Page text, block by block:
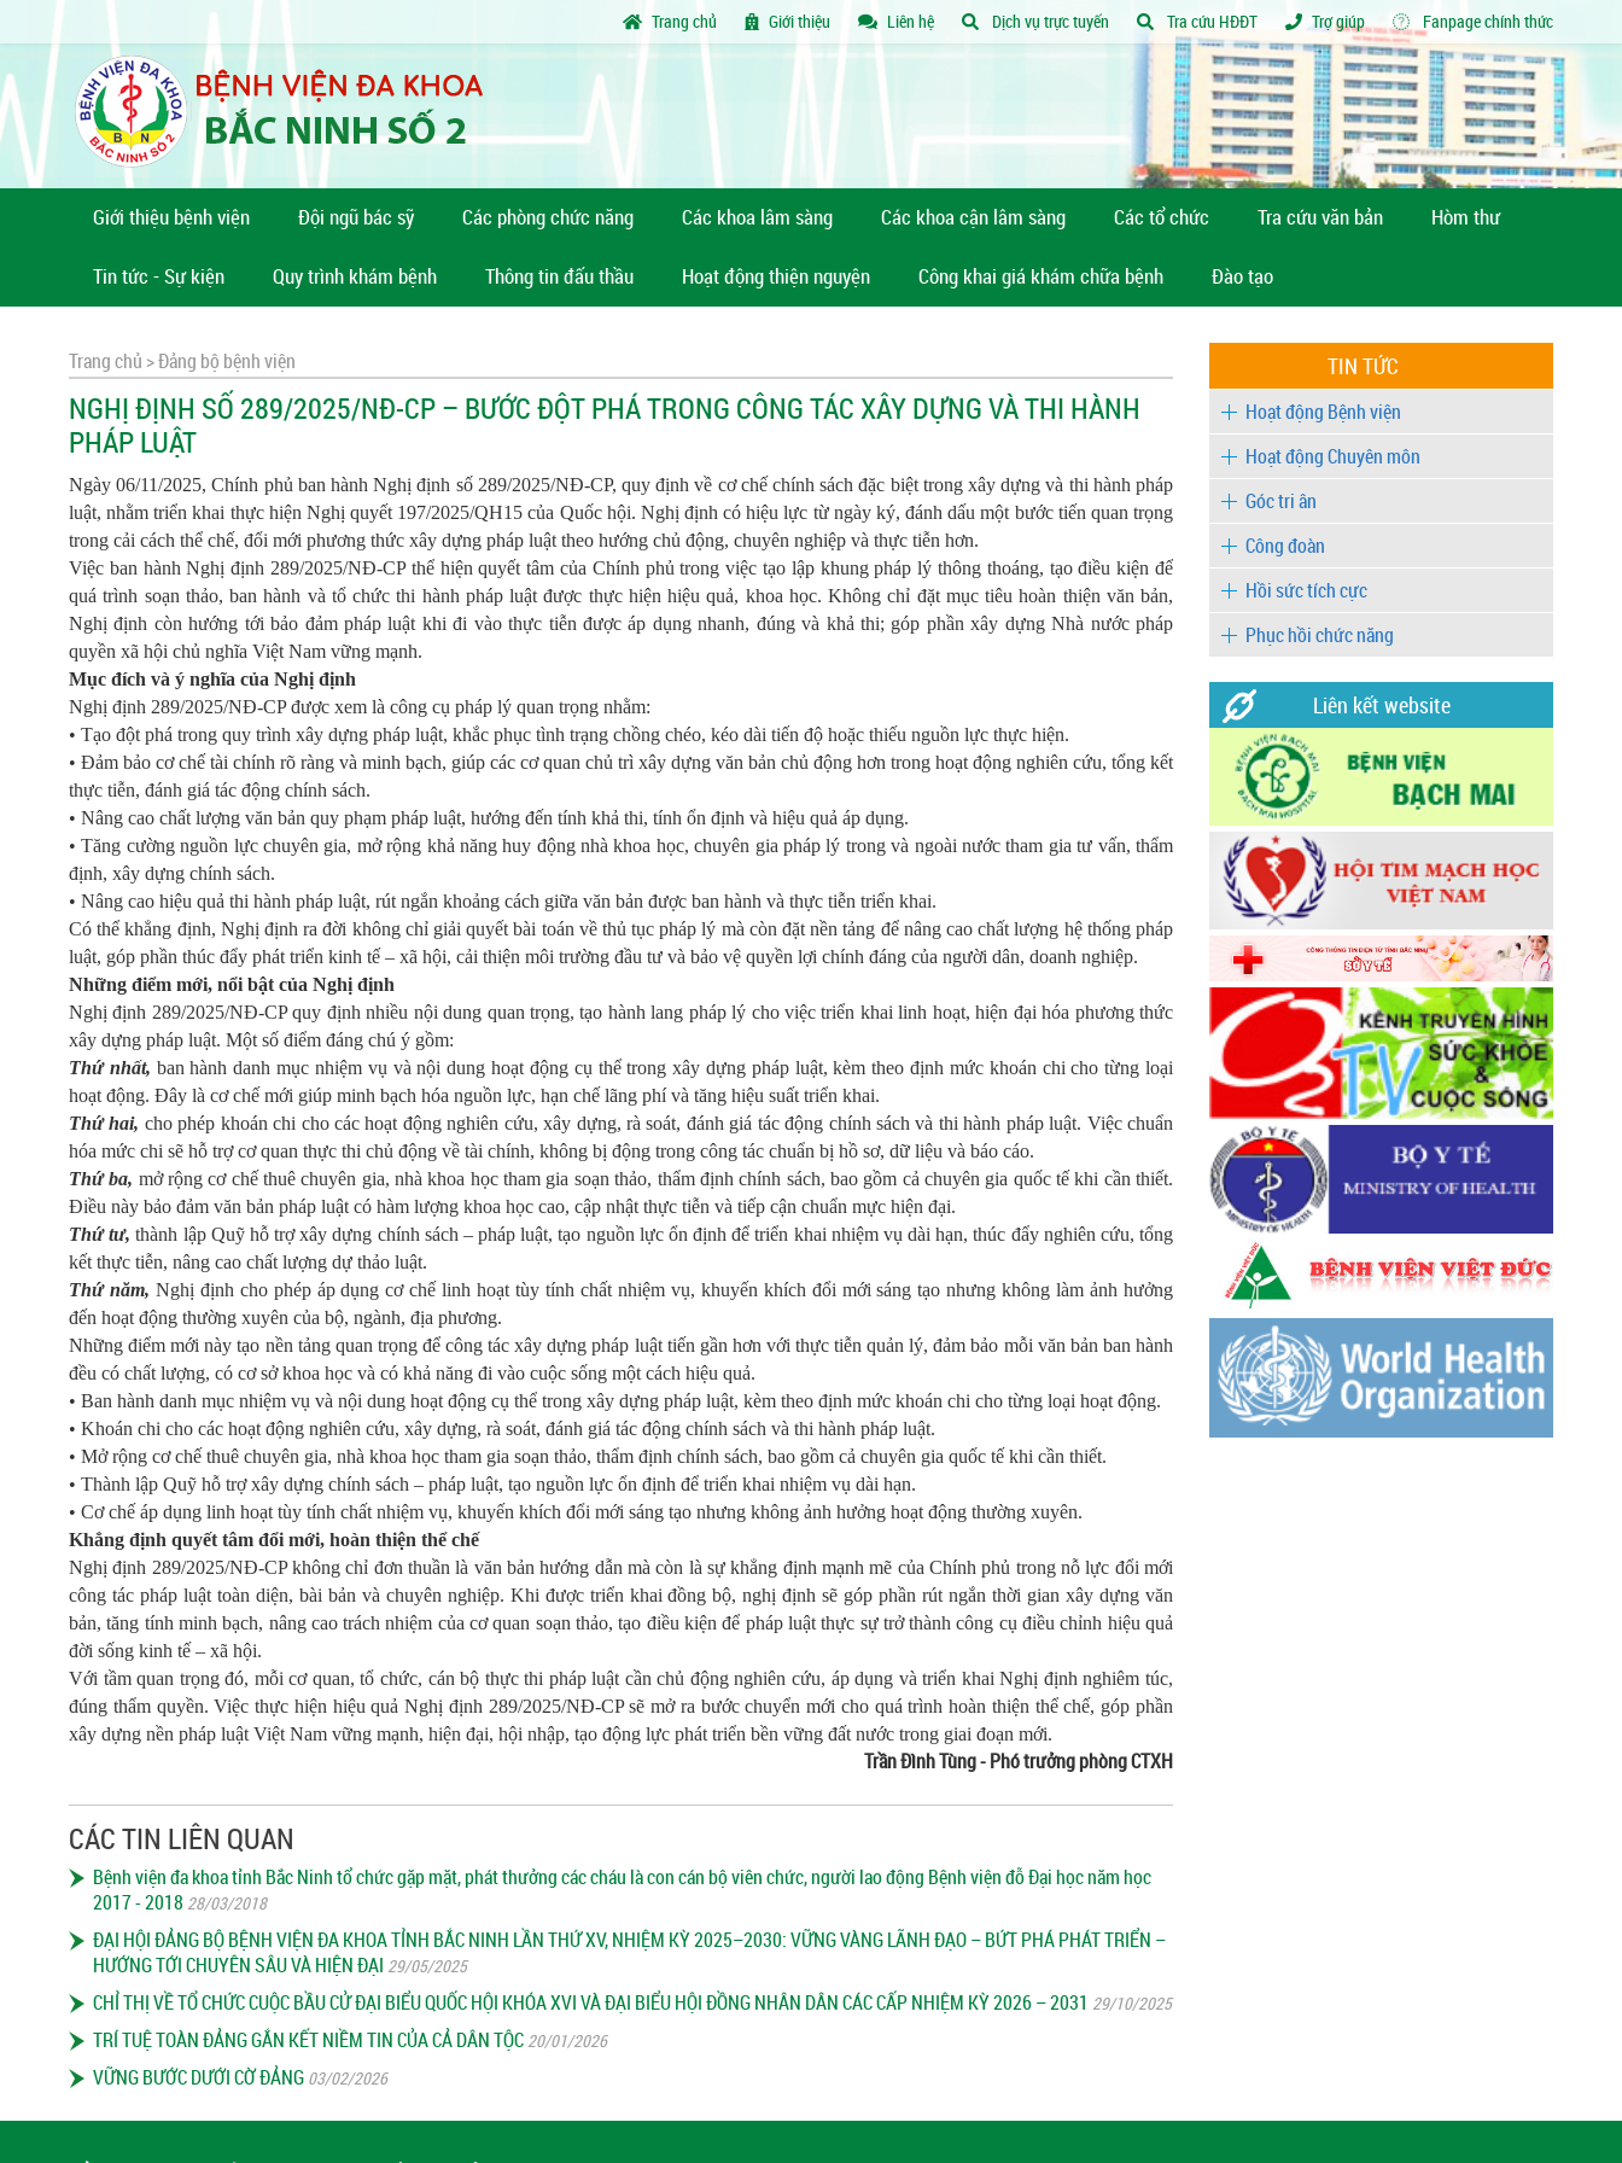
Trang chủ Giới thiệu Liên hệ Dịch vụ trực tuyến Tra cứu HĐĐT Trợ giúp Fanpage chính thức
Giới thiệu bệnh viện Đội ngũ bác sỹ Các phòng chức năng Các khoa lâm sàng Các khoa cận lâm sàng Các tổ chức Tra cứu văn bản Hòm thư
Tin tức - Sự kiện Quy trình khám bệnh Thông tin đấu thầu Hoạt động thiện nguyện Công khai giá khám chữa bệnh Đào tạo
Trang chủ >Đảng bộ bệnh viện
NGHỊ ĐỊNH SỐ 289/2025/NĐ-CP – BƯỚC ĐỘT PHÁ TRONG CÔNG TÁC XÂY DỰNG VÀ THI HÀNH
PHÁP LUẬT
Ngày 06/11/2025, Chính phủ ban hành Nghị định số 289/2025/NĐ-CP, quy định về cơ chế chính sách đặc biệt trong xây dựng và thi hành pháp
luật, nhằm triển khai thực hiện Nghị quyết 197/2025/QH15 của Quốc hội. Nghị định có hiệu lực từ ngày ký, đánh dấu một bước tiến quan trọng
trong cải cách thể chế, đổi mới phương thức xây dựng pháp luật theo hướng chủ động, chuyên nghiệp và thực tiễn hơn.
Việc ban hành Nghị định 289/2025/NĐ-CP thể hiện quyết tâm của Chính phủ trong việc tạo lập khung pháp lý thông thoáng, tạo điều kiện để
quá trình soạn thảo, ban hành và tổ chức thi hành pháp luật được thực hiện hiệu quả, khoa học. Không chỉ đặt mục tiêu hoàn thiện văn bản,
Nghị định còn hướng tới bảo đảm pháp luật khi đi vào thực tiễn được áp dụng nhanh, đúng và khả thi; góp phần xây dựng Nhà nước pháp
quyền xã hội chủ nghĩa Việt Nam vững mạnh.
Mục đích và ý nghĩa của Nghị định
Nghị định 289/2025/NĐ-CP được xem là công cụ pháp lý quan trọng nhằm:
• Tạo đột phá trong quy trình xây dựng pháp luật, khắc phục tình trạng chồng chéo, kéo dài tiến độ hoặc thiếu nguồn lực thực hiện.
• Đảm bảo cơ chế tài chính rõ ràng và minh bạch, giúp các cơ quan chủ trì xây dựng văn bản chủ động hơn trong hoạt động nghiên cứu, tổng kết
thực tiễn, đánh giá tác động chính sách.
• Nâng cao chất lượng văn bản quy phạm pháp luật, hướng đến tính khả thi, tính ổn định và hiệu quả áp dụng.
• Tăng cường nguồn lực chuyên gia, mở rộng khả năng huy động nhà khoa học, chuyên gia pháp lý trong và ngoài nước tham gia tư vấn, thẩm
định, xây dựng chính sách.
• Nâng cao hiệu quả thi hành pháp luật, rút ngắn khoảng cách giữa văn bản được ban hành và thực tiễn triển khai.
Có thể khẳng định, Nghị định ra đời không chỉ giải quyết bài toán về thủ tục pháp lý mà còn đặt nền tảng để nâng cao chất lượng hệ thống pháp
luật, góp phần thúc đẩy phát triển kinh tế – xã hội, cải thiện môi trường đầu tư và bảo vệ quyền lợi chính đáng của người dân, doanh nghiệp.
Những điểm mới, nổi bật của Nghị định
Nghị định 289/2025/NĐ-CP quy định nhiều nội dung quan trọng, tạo hành lang pháp lý cho việc triển khai linh hoạt, hiện đại hóa phương thức
xây dựng pháp luật. Một số điểm đáng chú ý gồm:
Thứ nhất, ban hành danh mục nhiệm vụ và nội dung hoạt động cụ thể trong xây dựng pháp luật, kèm theo định mức khoán chi cho từng loại
hoạt động. Đây là cơ chế mới giúp minh bạch hóa nguồn lực, hạn chế lãng phí và tăng hiệu suất triển khai.
Thứ hai, cho phép khoán chi cho các hoạt động nghiên cứu, xây dựng, rà soát, đánh giá tác động chính sách và thi hành pháp luật. Việc chuẩn
hóa mức chi sẽ hỗ trợ cơ quan thực thi chủ động về tài chính, không bị động trong công tác chuẩn bị hồ sơ, dữ liệu và báo cáo.
Thứ ba, mở rộng cơ chế thuê chuyên gia, nhà khoa học tham gia soạn thảo, thẩm định chính sách, bao gồm cả chuyên gia quốc tế khi cần thiết.
Điều này bảo đảm văn bản pháp luật có hàm lượng khoa học cao, cập nhật thực tiễn và tiếp cận chuẩn mực hiện đại.
Thứ tư,thành lập Quỹ hỗ trợ xây dựng chính sách – pháp luật, tạo nguồn lực ổn định để triển khai nhiệm vụ dài hạn, thúc đẩy nghiên cứu, tổng
kết thực tiễn, nâng cao chất lượng dự thảo luật.
Thứ năm, Nghị định cho phép áp dụng cơ chế linh hoạt tùy tính chất nhiệm vụ, khuyến khích đổi mới sáng tạo nhưng không làm ảnh hưởng
đến hoạt động thường xuyên của bộ, ngành, địa phương.
Những điểm mới này tạo nền tảng quan trọng để công tác xây dựng pháp luật tiến gần hơn với thực tiễn quản lý, đảm bảo mỗi văn bản ban hành
đều có chất lượng, có cơ sở khoa học và có khả năng đi vào cuộc sống một cách hiệu quả.
• Ban hành danh mục nhiệm vụ và nội dung hoạt động cụ thể trong xây dựng pháp luật, kèm theo định mức khoán chi cho từng loại hoạt động.
• Khoán chi cho các hoạt động nghiên cứu, xây dựng, rà soát, đánh giá tác động chính sách và thi hành pháp luật.
• Mở rộng cơ chế thuê chuyên gia, nhà khoa học tham gia soạn thảo, thẩm định chính sách, bao gồm cả chuyên gia quốc tế khi cần thiết.
• Thành lập Quỹ hỗ trợ xây dựng chính sách – pháp luật, tạo nguồn lực ổn định để triển khai nhiệm vụ dài hạn.
• Cơ chế áp dụng linh hoạt tùy tính chất nhiệm vụ, khuyến khích đổi mới sáng tạo nhưng không ảnh hưởng hoạt động thường xuyên.
Khẳng định quyết tâm đổi mới, hoàn thiện thể chế
Nghị định 289/2025/NĐ-CP không chỉ đơn thuần là văn bản hướng dẫn mà còn là sự khẳng định mạnh mẽ của Chính phủ trong nỗ lực đổi mới
công tác pháp luật toàn diện, bài bản và chuyên nghiệp. Khi được triển khai đồng bộ, nghị định sẽ góp phần rút ngắn thời gian xây dựng văn
bản, tăng tính minh bạch, nâng cao trách nhiệm của cơ quan soạn thảo, tạo điều kiện để pháp luật thực sự trở thành công cụ điều chỉnh hiệu quả
đời sống kinh tế – xã hội.
Với tầm quan trọng đó, mỗi cơ quan, tổ chức, cán bộ thực thi pháp luật cần chủ động nghiên cứu, áp dụng và triển khai Nghị định nghiêm túc,
đúng thẩm quyền. Việc thực hiện hiệu quả Nghị định 289/2025/NĐ-CP sẽ mở ra bước chuyển mới cho quá trình hoàn thiện thể chế, góp phần
xây dựng nền pháp luật Việt Nam vững mạnh, hiện đại, hội nhập, tạo động lực phát triển bền vững đất nước trong giai đoạn mới.
Trần Đình Tùng - Phó trưởng phòng CTXH
CÁC TIN LIÊN QUAN
Bệnh viện đa khoa tỉnh Bắc Ninh tổ chức gặp mặt, phát thưởng các cháu là con cán bộ viên chức, người lao động Bệnh viện đỗ Đại học năm học
2017 - 2018 28/03/2018
ĐẠI HỘI ĐẢNG BỘ BỆNH VIỆN ĐA KHOA TỈNH BẮC NINH LẦN THỨ XV, NHIỆM KỲ 2025–2030: VỮNG VÀNG LÃNH ĐẠO – BỨT PHÁ PHÁT TRIỂN –
HƯỚNG TỚI CHUYÊN SÂU VÀ HIỆN ĐẠI 29/05/2025
CHỈ THỊ VỀ TỔ CHỨC CUỘC BẦU CỬ ĐẠI BIỂU QUỐC HỘI KHÓA XVI VÀ ĐẠI BIỂU HỘI ĐỒNG NHÂN DÂN CÁC CẤP NHIỆM KỲ 2026 – 2031 29/10/2025
TRÍ TUỆ TOÀN ĐẢNG GẮN KẾT NIỀM TIN CỦA CẢ DÂN TỘC 20/01/2026
VỮNG BƯỚC DƯỚI CỜ ĐẢNG 03/02/2026
TIN TỨC
Hoạt động Bệnh viện
Hoạt động Chuyên môn
Góc tri ân
Công đoàn
Hồi sức tích cực
Phục hồi chức năng
Liên kết website